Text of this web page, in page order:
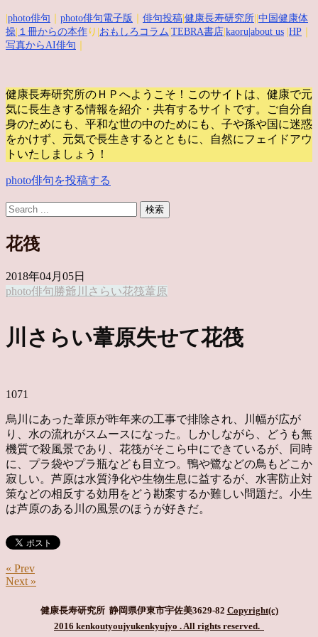
photo俳句 photo俳句電子版 俳句投稿 健康長寿研究所 中国健康体
操 １冊からの本作 り| おもしろコラム TEBRA書店 kaoru |about us HP
写真からAI俳句
健康長寿研究所のＨＰへようこそ！このサイトは、健康で元
気に長生きする情報を紹介・共有するサイトです。
ご自分自
身のためにも、平和な世の中のためにも、子や孫や国に迷惑
をかけず、元気で長生きするとともに、自然にフェイドアウ
トいたしましょう！
photo俳句を投稿する
花筏
2018年04月05日
photo俳句 勝爺 川さらい花筏葦原
川さらい葦原失せて花筏
1071
烏川にあった葦原が昨年来の工事で排除され、川幅が広が
り、水の流れがスムースになった。しかしながら、どうも無
機質で殺風景であり、花筏がそこら中にできているが、同時
に、プラ袋やプラ瓶なども目立つ。鴨や鷺などの鳥もどこか
寂しい。芦原は水質浄化や生物生息に益するが、水害防止対
策などの相反する効用をどう勘案するか難しい問題だ。小生
は芦原のある川の風景のほうが好きだ。
« Prev
Next »
健康長寿研究所 静岡県伊東市宇佐美3629-82 Copyright(c)
2016 kenkoutyoujyukenkyujyo . All rights reserved.